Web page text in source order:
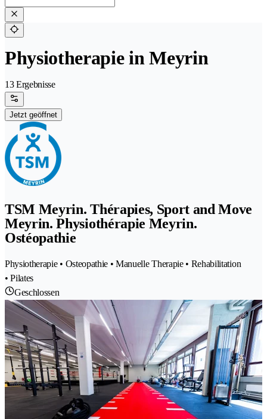
Physiotherapie in Meyrin
13 Ergebnisse
Jetzt geöffnet
TSM Meyrin. Thérapies, Sport and Move
Meyrin. Physiothérapie Meyrin.
Ostéopathie
Physiotherapie • Osteopathie • Manuelle Therapie • Rehabilitation
• Pilates
Geschlossen